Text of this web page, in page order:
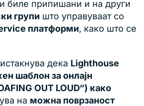
биле припишани и на други
групи што управуваат со
платформи, како што се
истакнува дека Lighthouse
шаблон за онлајн
OUT LOUD“) како
на можна поврзаност